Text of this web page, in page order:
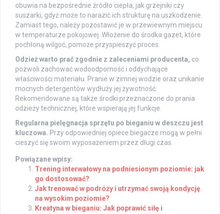
obuwia na bezpośrednie źródło ciepła, jak grzejniki czy
suszarki, gdyż może to narazić ich strukturę na uszkodzenie.
Zamiast tego, należy pozostawić je w przewiewnym miejscu
w temperaturze pokojowej. Włożenie do środka gazet, które
pochłoną wilgoć, pomoże przyspieszyć proces.
Odzież warto prać zgodnie z zaleceniami producenta, co
pozwoli zachować wodoodporność i oddychające
właściwości materiału. Pranie w zimnej wodzie oraz unikanie
mocnych detergentów wydłuży jej żywotność.
Rekomendowane są także środki przeznaczone do prania
odzieży technicznej, które wspierają jej funkcje.
Regularna pielęgnacja sprzętu po bieganiu w deszczu jest
kluczowa. Przy odpowiedniej opiece biegacze mogą w pełni
cieszyć się swoim wyposażeniem przez długi czas.
Powiązane wpisy:
Trening interwałowy na podniesionym poziomie: jak
go dostosować?
Jak trenować w podróży i utrzymać swoją kondycję
na wysokim poziomie?
Kreatyna w bieganiu: Jak poprawić siłę i